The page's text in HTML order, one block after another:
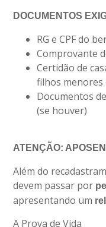
DOCUMENTOS
RG e CPF do
Comprovante
Certidão de
filhos menores
Documentos
(se houver)
ATENÇÃO:
Além do
devem passar por
apresentando um
A Prova de Vida